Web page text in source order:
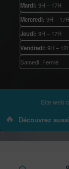
Mardi: 9H – 17H
Mercredi: 9H – 17H
Jeudi: 9H – 17H
Vendredi: 9H –
Samedi: Fermé
Site web
🔥 Découvrez